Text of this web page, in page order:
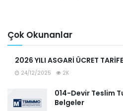
Çok Okunanlar
2026 YILI ASGARİ ÜCRET
24/12/2025 2K
014-Devir Teslim
Belgeler